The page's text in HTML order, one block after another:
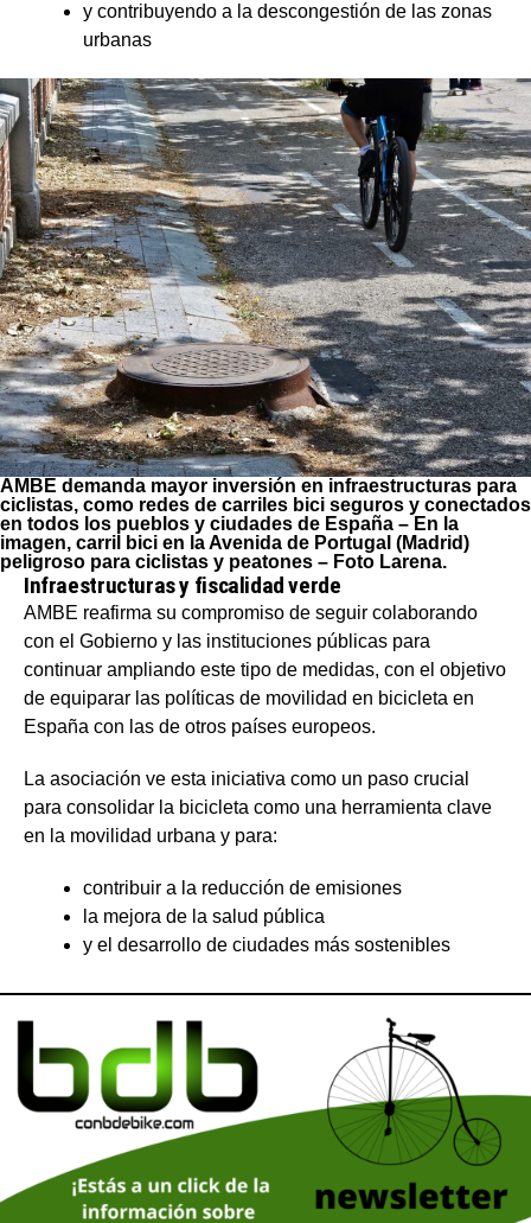
y contribuyendo a la descongestión de las zonas
urbanas
AMBE demanda mayor inversión en infraestructuras para
ciclistas, como redes de carriles bici seguros y conectados
en todos los pueblos y ciudades de España – En la
imagen, carril bici en la Avenida de Portugal (Madrid)
peligroso para ciclistas y peatones – Foto Larena.
Infraestructuras y fiscalidad verde
AMBE reafirma su compromiso de seguir colaborando
con el Gobierno y las instituciones públicas para
continuar ampliando este tipo de medidas, con el objetivo
de equiparar las políticas de movilidad en bicicleta en
España con las de otros países europeos.
La asociación ve esta iniciativa como un paso crucial
para consolidar la bicicleta como una herramienta clave
en la movilidad urbana y para:
contribuir a la reducción de emisiones
la mejora de la salud pública
y el desarrollo de ciudades más sostenibles